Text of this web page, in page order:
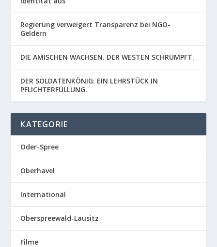
Regierung verweigert Transparenz bei NGO-
Geldern
DIE AMISCHEN WACHSEN. DER WESTEN SCHRUMPFT.
DER SOLDATENKÖNIG: EIN LEHRSTÜCK IN
PFLICHTERFÜLLUNG.
KATEGORIE
Oder-Spree
Oberhavel
International
Oberspreewald-Lausitz
Filme